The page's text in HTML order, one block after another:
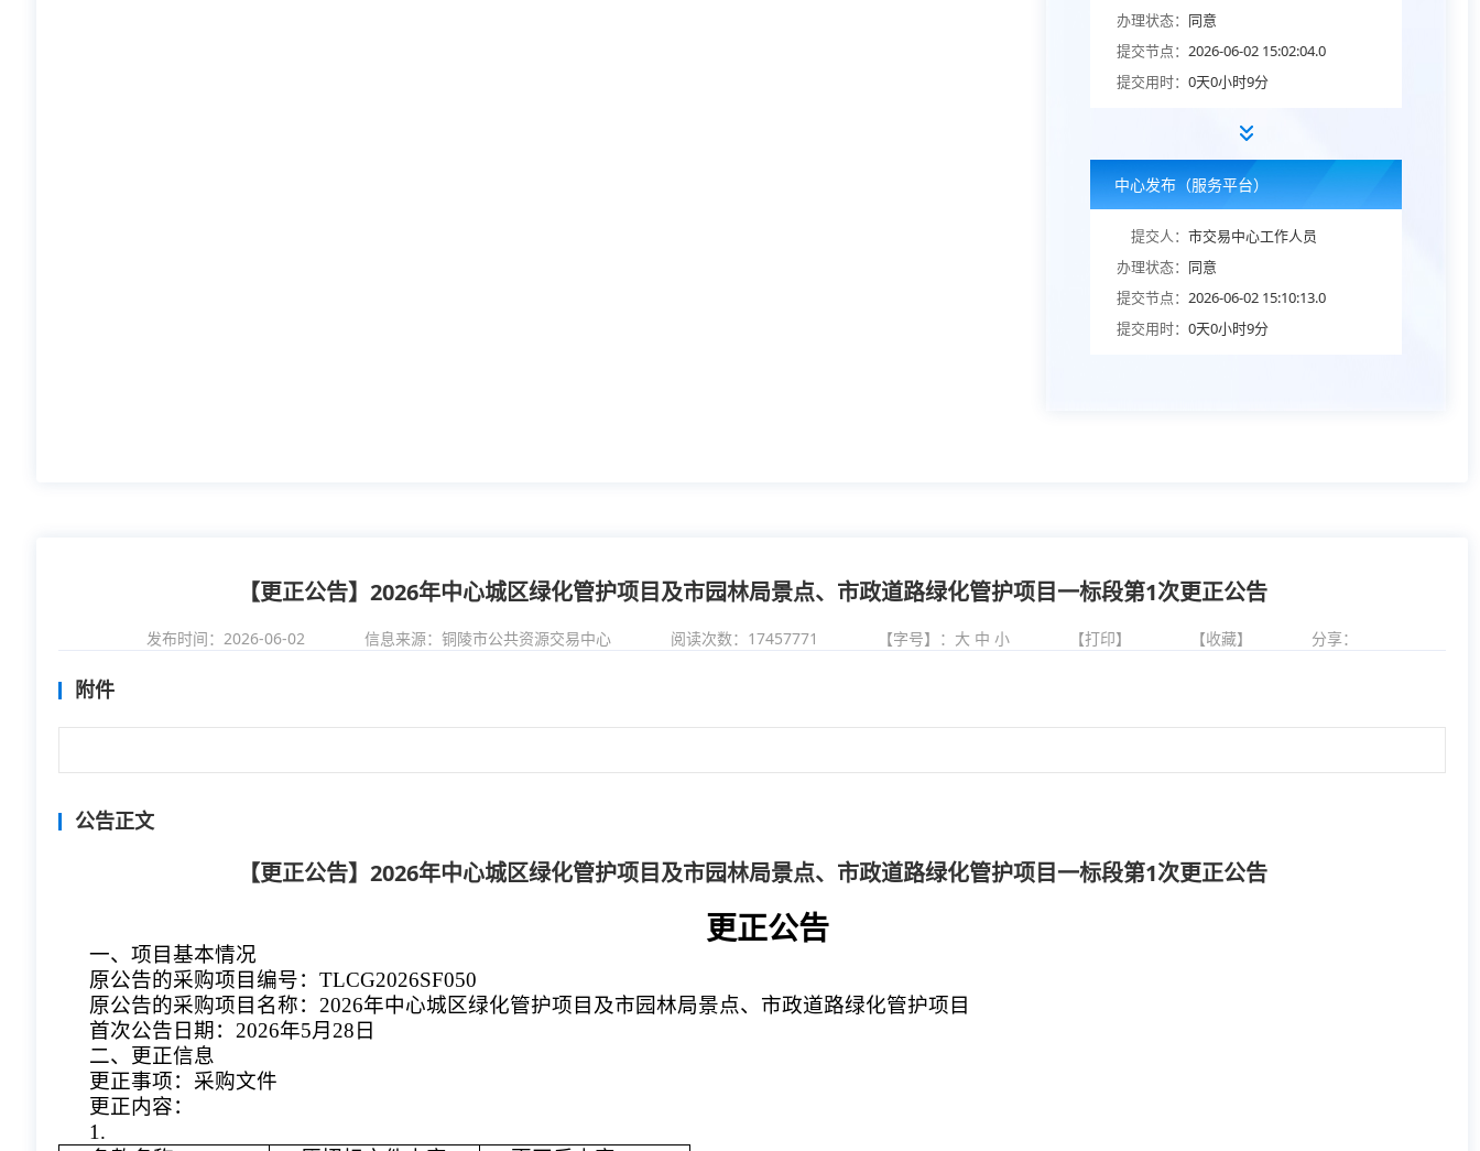
办理状态： 同意
提交节点： 2026-06-02 15:02:04.0
提交用时： 0天0小时9分
中心发布（服务平台）
提交人： 市交易中心工作人员
办理状态： 同意
提交节点： 2026-06-02 15:10:13.0
提交用时： 0天0小时9分
【更正公告】2026年中心城区绿化管护项目及市园林局景点、市政道路绿化管护项目一标段第1次更正公告
发布时间：2026-06-02 信息来源： 铜陵市公共资源交易中心 阅读次数： 17457771 【字号】： 大 中 小 【打印】 【收藏】 分享：
附件
公告正文
【更正公告】2026年中心城区绿化管护项目及市园林局景点、市政道路绿化管护项目一标段第1次更正公告
更正公告
一、项目基本情况
原公告的采购项目编号：TLCG2026SF050
原公告的采购项目名称：2026年中心城区绿化管护项目及市园林局景点、市政道路绿化管护项目
首次公告日期：2026年5月28日
二、更正信息
更正事项：采购文件
更正内容：
1.